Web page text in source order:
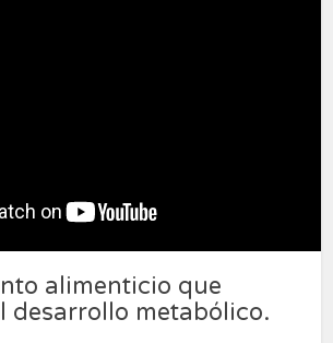
alimenticio que
desarrollo metabólico.